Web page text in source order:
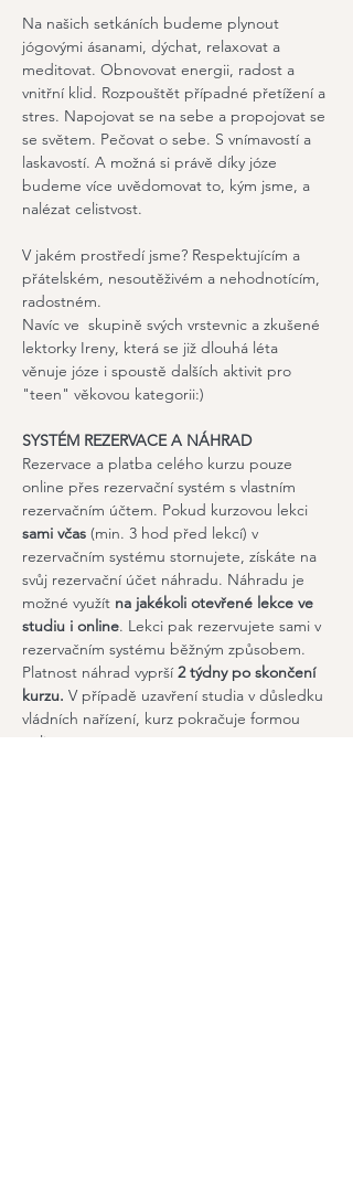
Na našich setkáních budeme plynout
jógovými ásanami, dýchat, relaxovat a
meditovat. Obnovovat energii, radost a
vnitřní klid. Rozpouštět případné přetížení a
stres. Napojovat se na sebe a propojovat se
se světem. Pečovat o sebe. S vnímavostí a
laskavostí. A možná si právě díky józe
budeme více uvědomovat to, kým jsme, a
nalézat celistvost.
V jakém prostředí jsme? Respektujícím a
přátelském, nesoutěživém a nehodnotícím,
radostném.
Navíc ve  skupině svých vrstevnic a zkušené
lektorky Ireny, která se již dlouhá léta
věnuje józe i spoustě dalších aktivit pro
"teen" věkovou kategorii:)
SYSTÉM REZERVACE A NÁHRAD
Rezervace a platba celého kurzu pouze
online přes rezervační systém s vlastním
rezervačním účtem. Pokud kurzovou lekci
sami včas (min. 3 hod před lekcí) v
rezervačním systému stornujete, získáte na
svůj rezervační účet náhradu. Náhradu je
možné využít na jakékoli otevřené lekce ve
studiu i online. Lekci pak rezervujete sami v
rezervačním systému běžným způsobem.
Platnost náhrad vyprší 2 týdny po skončení
kurzu. V případě uzavření studia v důsledku
vládních nařízení, kurz pokračuje formou
online za nezměněnou cenu.